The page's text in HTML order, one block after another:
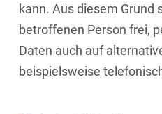
kann. Aus diesem Grund
betroffenen Person frei,
Daten auch auf
beispielsweise